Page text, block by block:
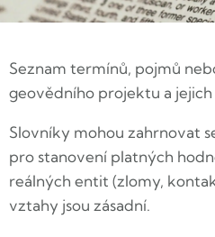
Seznam termínů, pojmů
geovědního projektu a
Slovníky mohou zahrnovat
pro stanovení platných
reálných entit (zlomy,
vztahy jsou zásadní.